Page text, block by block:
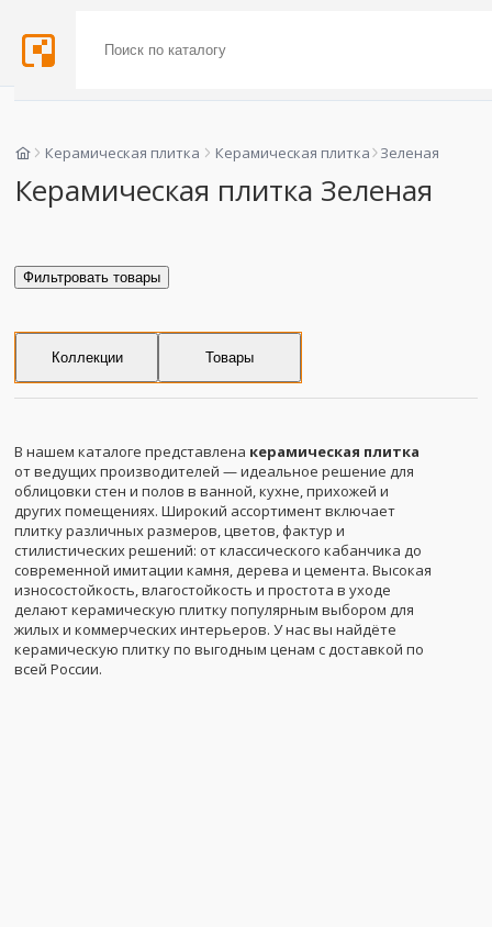
Керамическая плитка Керамическая плитка Зеленая
Керамическая плитка Зеленая
Фильтровать товары
Коллекции Товары
В нашем каталоге представлена керамическая плитка
от ведущих производителей — идеальное решение для
облицовки стен и полов в ванной, кухне, прихожей и
других помещениях. Широкий ассортимент включает
плитку различных размеров, цветов, фактур и
стилистических решений: от классического кабанчика до
современной имитации камня, дерева и цемента. Высокая
износостойкость, влагостойкость и простота в уходе
делают керамическую плитку популярным выбором для
жилых и коммерческих интерьеров. У нас вы найдёте
керамическую плитку по выгодным ценам с доставкой по
всей России.